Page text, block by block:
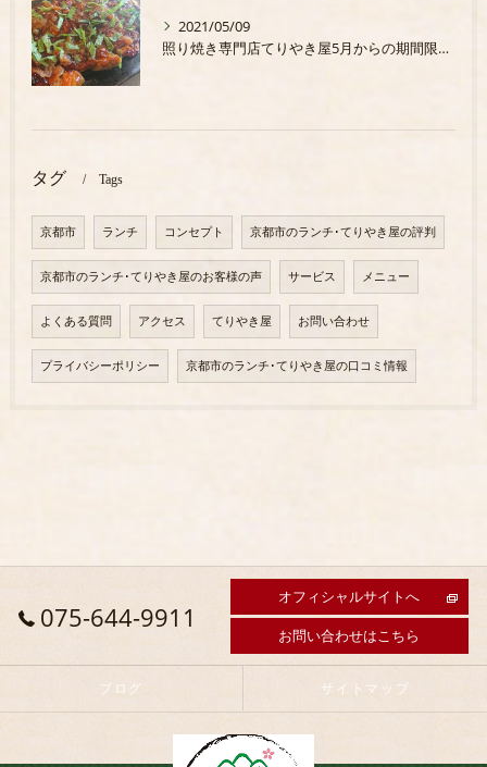
2021/05/09
照り焼き専門店てりやき屋5月からの期間限定商品
タグ Tags
京都市 ランチ コンセプト 京都市のランチ･てりやき屋の評判
京都市のランチ･てりやき屋のお客様の声 サービス メニュー
よくある質問 アクセス てりやき屋 お問い合わせ
プライバシーポリシー 京都市のランチ･てりやき屋の口コミ情報
075-644-9911
オフィシャルサイトへ
お問い合わせはこちら
ブログ サイトマップ